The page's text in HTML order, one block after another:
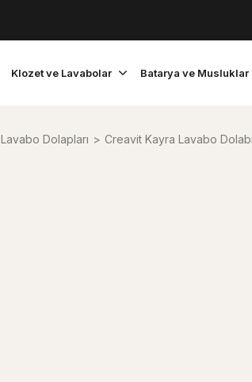
Klozet ve Lavabolar Batarya ve Musluklar
Lavabo Dolapları Creavit Kayra Lavabo